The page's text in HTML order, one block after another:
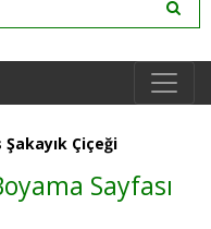
Şakayık Çiçeği
Sayfası